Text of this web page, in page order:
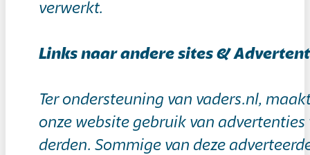
verwerkt.
Links naar andere sites &
Ter ondersteuning van vaders.nl,
onze website gebruik van advertenties
derden. Sommige van deze